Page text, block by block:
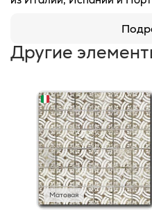
Другие
Матовая